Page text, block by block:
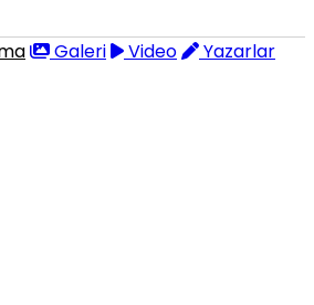
Galeri Video
Yazarlar